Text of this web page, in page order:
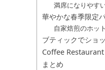
満席になりやす
華やかな春季限定
自家焙煎のホッ
ブティックでショ
Coffee
まとめ